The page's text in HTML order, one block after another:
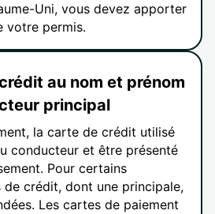
Uni, vous devez apporter
votre permis.
au nom et prénom
principal
la carte de crédit utilisé
conducteur et être présenté
Pour certains
crédit, dont une principale,
Les cartes de paiement